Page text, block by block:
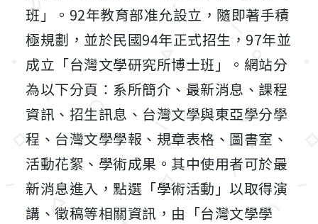
班」。92年教育部准允設立，隨即著手積
極規劃，並於民國94年正式招生，97年並
成立「台灣文學研究所博士班」。網站分
為以下分頁：系所簡介、最新消息、課程
資訊、招生訊息、台灣文學與東亞學分學
程、台灣文學學報、規章表格、圖書室、
活動花絮、學術成果。其中使用者可於最
新消息進入，點選「學術活動」以取得演
講、徵稿等相關資訊，由「台灣文學學